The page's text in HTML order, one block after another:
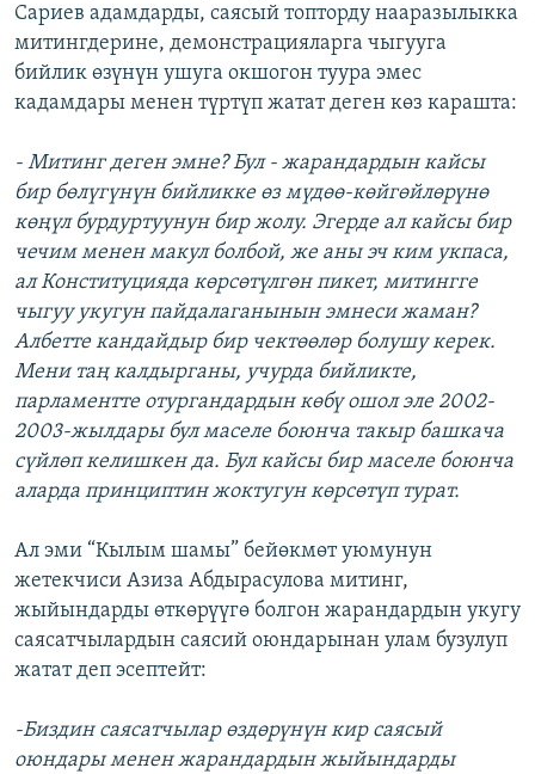
Сариев адамдарды, саясый топторду нааразылыкка
митингдерине, демонстрацияларга чыгууга
бийлик өзүнүн ушуга окшогон туура эмес
кадамдары менен түртүп жатат деген көз карашта:
- Митинг деген эмне? Бул - жарандардын кайсы
бир бөлүгүнүн бийликке өз мүдөө-көйгөйлөрүнө
көңүл бурдуртуунун бир жолу. Эгерде ал кайсы бир
чечим менен макул болбой, же аны эч ким укпаса,
ал Конституцияда көрсөтүлгөн пикет, митингге
чыгуу укугун пайдалаганынын эмнеси жаман?
Албетте кандайдыр бир чектөөлөр болушу керек.
Мени таң калдырганы, учурда бийликте,
парламентте отургандардын көбү ошол эле 2002-
2003-жылдары бул маселе боюнча такыр башкача
сүйлөп келишкен да. Бул кайсы бир маселе боюнча
аларда принциптин жоктугун көрсөтүп турат.
Ал эми “Кылым шамы” бейөкмөт уюмунун
жетекчиси Азиза Абдырасулова митинг,
жыйындарды өткөрүүгө болгон жарандардын укугу
саясатчылардын саясий оюндарынан улам бузулуп
жатат деп эсептейт:
-Биздин саясатчылар өздөрүнүн кир саясый
оюндары менен жарандардын жыйындарды